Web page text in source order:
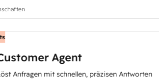
Agent
mit schnellen, präzisen Antworten